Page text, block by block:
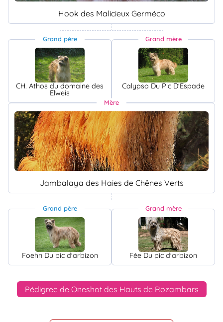
Hook des Malicieux Germéco
Grand père
CH. Athos du domaine des
Elweis
Grand mère
Calypso Du Pic D'Espade
Mère
Jambalaya des Haies de Chênes Verts
Grand père
Foehn Du pic d'arbizon
Grand mère
Fée Du pic d'arbizon
Pédigree de Oneshot des Hauts de Rozambars